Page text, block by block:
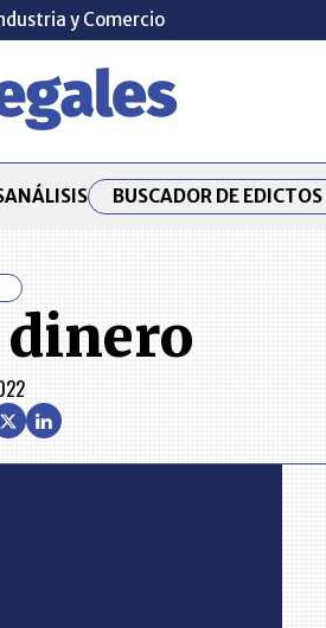
y Comercio
ANÁLISIS BUSCADOR DE EDICTOS
dinero